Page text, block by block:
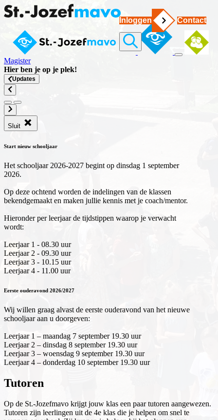
Inloggen Contact
Magister
Hier ben je op je plek!
Updates
Sluit
Start nieuw schooljaar
Het schooljaar 2026-2027 begint op dinsdag 1 september
2026.
Op deze ochtend worden de indelingen van de klassen
bekendgemaakt en maken jullie kennis met je coach/mentor.
Hieronder per leerjaar de tijdstippen waarop je verwacht
wordt:
Leerjaar 1 - 08.30 uur
Leerjaar 2 - 09.30 uur
Leerjaar 3 - 10.15 uur
Leerjaar 4 - 11.00 uur
Eerste ouderavond 2026/2027
Wij willen graag alvast de eerste ouderavond van het nieuwe
schooljaar aan u doorgeven:
Leerjaar 1 – maandag 7 september 19.30 uur
Leerjaar 2 – dinsdag 8 september 19.30 uur
Leerjaar 3 – woensdag 9 september 19.30 uur
Leerjaar 4 – donderdag 10 september 19.30 uur
Tutoren
Op de St.-Jozefmavo krijgt jouw klas een paar tutoren aangewezen.
Tutoren zijn leerlingen uit de 4e klas die je helpen om snel te